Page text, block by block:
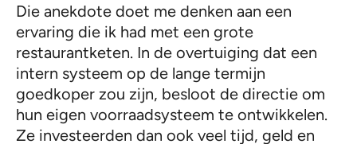
Die anekdote doet me denken aan een
ervaring die ik had met een grote
restaurantketen. In de overtuiging dat een
intern systeem op de lange termijn
goedkoper zou zijn, besloot de directie om
hun eigen voorraadsysteem te ontwikkelen.
Ze investeerden dan ook veel tijd, geld en